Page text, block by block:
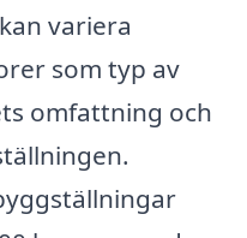
variera
som typ av
omfattning och